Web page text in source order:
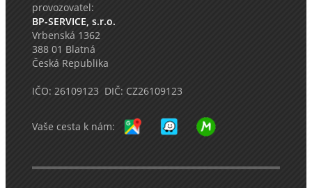
provozovatel:
BP-SERVICE, s.r.o.
Vrbenská 1362
388 01 Blatná
Česká Republika
IČO: 26109123 DIČ: CZ26109123
Vaše cesta k nám: